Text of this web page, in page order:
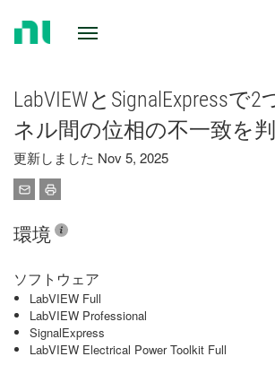
LabVIEWとSignalExpressで
ネル間の位相の不一致を
更新しました Nov 5, 2025
環境
ソフトウェア
LabVIEW Full
LabVIEW Professional
SignalExpress
LabVIEW Electrical Power Toolkit Full